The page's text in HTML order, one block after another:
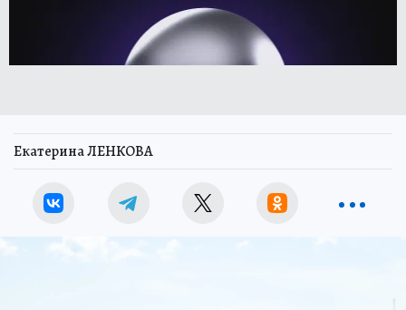
Екатерина ЛЕНКОВА